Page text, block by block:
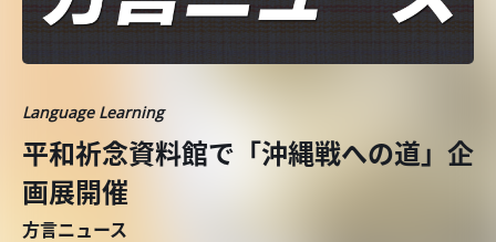
Language Learning
平和祈念資料館で「沖縄戦への道」企
画展開催
方言ニュース